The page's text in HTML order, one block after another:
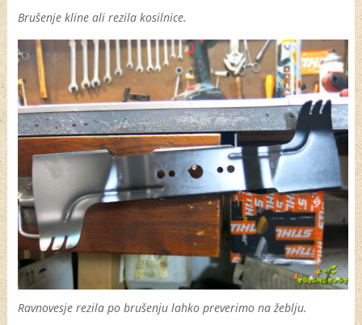
Brušenje kline ali rezila kosilnice.
Ravnovesje rezila po brušenju lahko preverimo na žeblju.